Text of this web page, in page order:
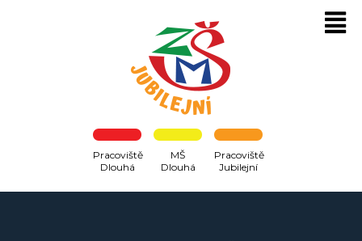
Pracoviště
Dlouhá
MŠ
Dlouhá
Pracoviště
Jubilejní